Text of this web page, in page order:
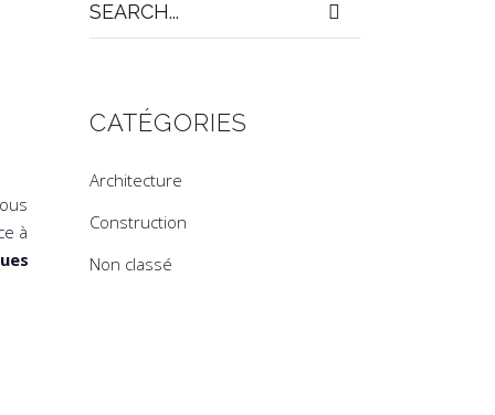
à
for:
CATÉGORIES
Architecture
Construction
Non classé